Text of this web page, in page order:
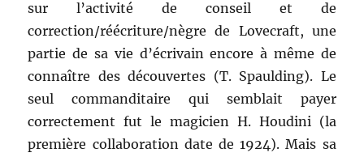
sur l’activité de conseil et de
correction/réécriture/nègre de Lovecraft, une
partie de sa vie d’écrivain encore à même de
connaître des découvertes (T. Spaulding). Le
seul commanditaire qui semblait payer
correctement fut le magicien H. Houdini (la
première collaboration date de 1924). Mais sa